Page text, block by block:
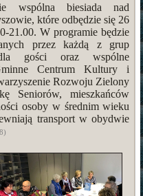
wspólna biesiada nad
które odbędzie się 26
21.00. W programie będzie
przez każdą z grup
dla gości oraz wspólne
Centrum Kultury i
Rozwoju Zielony
Seniorów, mieszkańców
osoby w średnim wieku
transport w obydwie